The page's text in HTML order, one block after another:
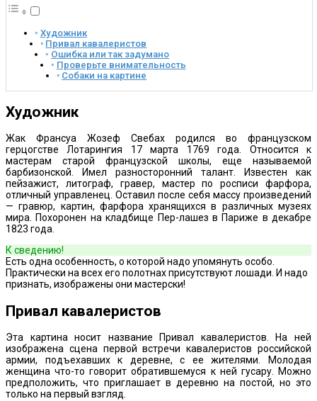
Художник
Привал кавалеристов
Ошибка или так задумано
Проверьте внимательность
Собаки на картине
Художник
Жак Франсуа Жозеф Свебах родился во французском
герцогстве Лотарингия 17 марта 1769 года. Относится к
мастерам старой французской школы, еще называемой
барбизонской. Имел разносторонний талант. Известен как
пейзажист, литограф, гравер, мастер по росписи фарфора,
отличный управленец. Оставил после себя массу произведений
— гравюр, картин, фарфора хранящихся в различных музеях
мира. Похоронен на кладбище Пер-лашез в Париже в декабре
1823 года.
К сведению!
Есть одна особенность, о которой надо упомянуть особо.
Практически на всех его полотнах присутствуют лошади. И надо
признать, изображены они мастерски!
Привал кавалеристов
Эта картина носит название Привал кавалеристов. На ней
изображена сцена первой встречи кавалеристов российской
армии, подъехавших к деревне, с ее жителями. Молодая
женщина что-то говорит обратившемуся к ней гусару. Можно
предположить, что приглашает в деревню на постой, но это
только на первый взгляд.